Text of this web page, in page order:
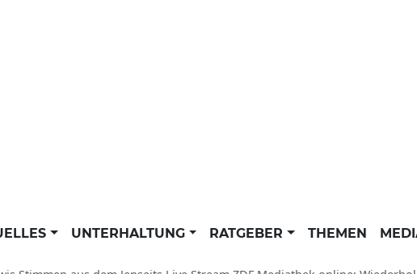
UNTERHALTUNG RATGEBER THEMEN